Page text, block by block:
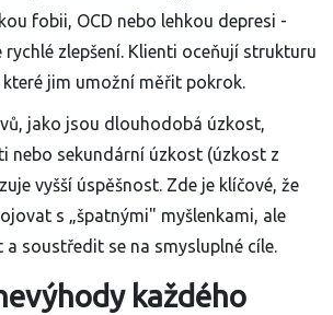
fobii, OCD nebo lehkou depresi -
rychlé zlepšení. Klienti oceňují strukturu
jim umožní měřit pokrok.
jako jsou dlouhodobá úzkost,
nebo sekundární úzkost (úzkost z
vyšší úspěšnost. Zde je klíčové, že
s „špatnými" myšlenkami, ale
a soustředit se na smysluplné cíle.
každého